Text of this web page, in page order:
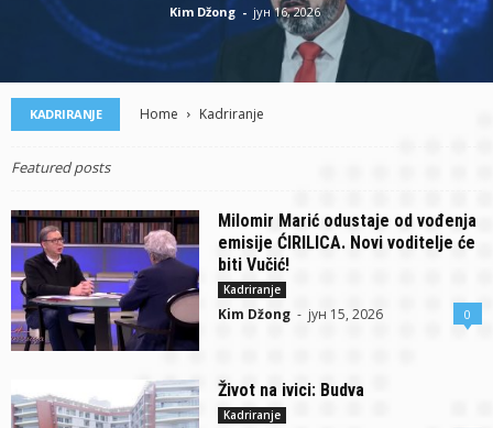
Kim Džong - јун 16, 2026
KADRIRANJE Home Kadriranje
Featured posts
Milomir Marić odustaje od vođenja
emisije ĆIRILICA. Novi voditelje će
biti Vučić!
Kadriranje
Kim Džong - јун 15, 2026 0
Život na ivici: Budva
Kadriranje